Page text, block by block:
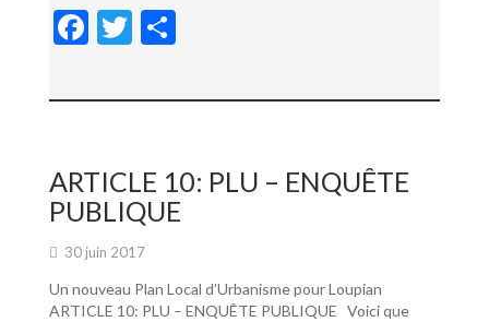
F
e
o
o
k
T
itt ta
er
ARTICLE 10: PLU – ENQUÊTE
PUBLIQUE
30 juin 2017
Un nouveau Plan Local d’Urbanisme pour Loupian
ARTICLE 10: PLU – ENQUÊTE PUBLIQUE Voici que